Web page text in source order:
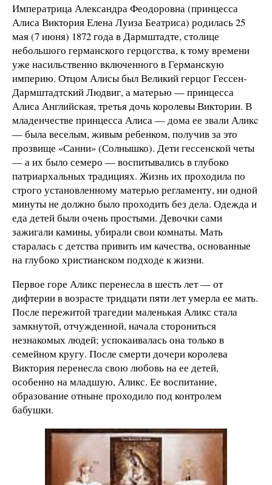
Императрица Александра Феодоровна (принцесса
Алиса Виктория Елена Луиза Беатриса) родилась 25
мая (7 июня) 1872 года в Дармштадте, столице
небольшого германского герцогства, к тому времени
уже насильственно включенного в Германскую
империю. Отцом Алисы был Великий герцог Гессен-
Дармштадтский Людвиг, а матерью — принцесса
Алиса Английская, третья дочь королевы Виктории. В
младенчестве принцесса Алиса — дома ее звали Аликc
— была веселым, живым ребенком, получив за это
прозвище «Санни» (Солнышко). Дети гессенской четы
— а их было семеро — воспитывались в глубоко
патриархальных традициях. Жизнь их проходила по
строго установленному матерью регламенту, ни одной
минуты не должно было проходить без дела. Одежда и
еда детей были очень простыми. Девочки сами
зажигали камины, убирали свои комнаты. Мать
старалась с детства привить им качества, основанные
на глубоко христианском подходе к жизни.
Первое горе Аликс перенесла в шесть лет — от
дифтерии в возрасте тридцати пяти лет умерла ее мать.
После пережитой трагедии маленькая Аликс стала
замкнутой, отчужденной, начала сторониться
незнакомых людей; успокаивалась она только в
семейном кругу. После смерти дочери королева
Виктория перенесла свою любовь на ее детей,
особенно на младшую, Аликс. Ее воспитание,
образование отныне проходило под контролем
бабушки.